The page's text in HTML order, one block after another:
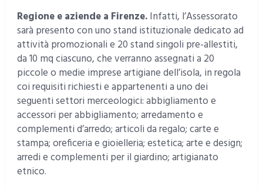
Regione e aziende a Firenze.Infatti, l’Assessorato
sarà presento con uno stand istituzionale dedicato ad
attività promozionali e 20 stand singoli pre-allestiti,
da 10 mq ciascuno, che verranno assegnati a 20
piccole o medie imprese artigiane dell’isola, in regola
coi requisiti richiesti e appartenenti a uno dei
seguenti settori merceologici: abbigliamento e
accessori per abbigliamento; arredamento e
complementi d’arredo; articoli da regalo; carte e
stampa; oreficeria e gioielleria; estetica; arte e design;
arredi e complementi per il giardino; artigianato
etnico.